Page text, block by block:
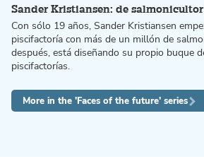
Sander Kristiansen: de
Con sólo 19 años, Sander Kristiansen
piscifactoría con más de un millón de
después, está diseñando su propio buque
piscifactorías.
More in the 'Faces of the future' series